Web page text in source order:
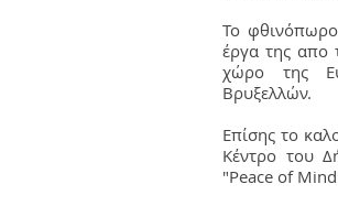
Το
έργα της απο
χώρο της
Βρυξελλών.
Επίσης το
Κέντρο του
"Peace of